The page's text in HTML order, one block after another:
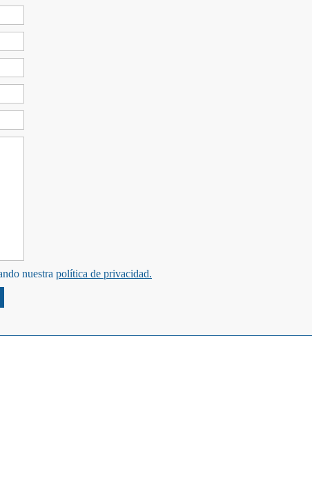
nuestra política de privacidad.